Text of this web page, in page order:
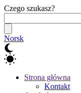
Czego szukasz?
Norsk
Strona główna
Kontakt